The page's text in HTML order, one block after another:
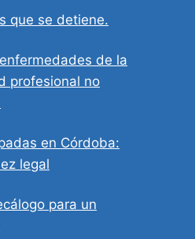
que se detiene.
de la
profesional no
en Córdoba:
legal
para un